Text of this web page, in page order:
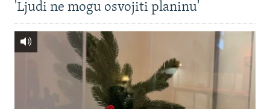
'Ljudi ne mogu osvojiti planinu'